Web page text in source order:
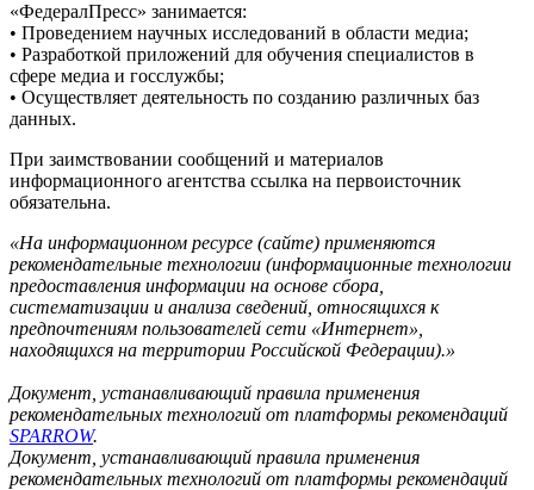
«ФедералПресс» занимается:
• Проведением научных исследований в области медиа;
• Разработкой приложений для обучения специалистов в
сфере медиа и госслужбы;
• Осуществляет деятельность по созданию различных баз
данных.
При заимствовании сообщений и материалов
информационного агентства ссылка на первоисточник
обязательна.
«На информационном ресурсе (сайте) применяются
рекомендательные технологии (информационные технологии
предоставления информации на основе сбора,
систематизации и анализа сведений, относящихся к
предпочтениям пользователей сети «Интернет»,
находящихся на территории Российской Федерации).»
Документ, устанавливающий правила применения
рекомендательных технологий от платформы рекомендаций
SPARROW.
Документ, устанавливающий правила применения
рекомендательных технологий от платформы рекомендаций